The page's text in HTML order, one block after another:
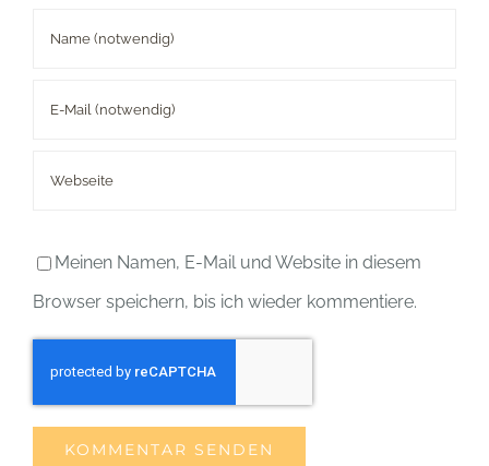
Meinen Namen, E-Mail und Website in diesem
Browser speichern, bis ich wieder kommentiere.